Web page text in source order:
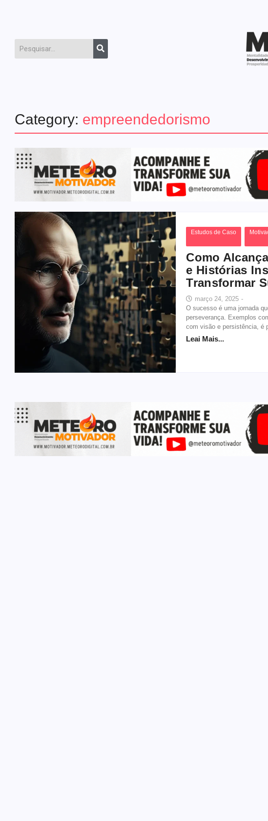
Category: empreendedorismo
Estudos de Caso
Como
e Histórias
Transformar
março 24, 2025 -
O sucesso é uma jornada
perseverança. Exemplos
com visão e persistência, é
Leai Mais...